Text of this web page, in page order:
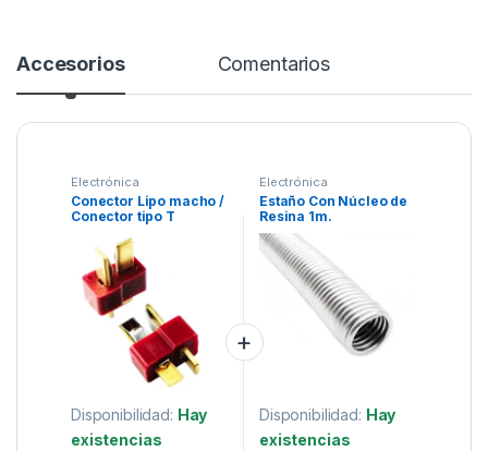
Accesorios Comentarios
Electrónica
Conector Lipo macho /
Conector tipo T
Disponibilidad: Hay
existencias
Electrónica
Estaño Con Núcleo de
Resina 1m.
Disponibilidad: Hay
existencias